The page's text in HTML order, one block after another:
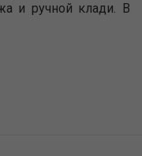
и ручной клади. В